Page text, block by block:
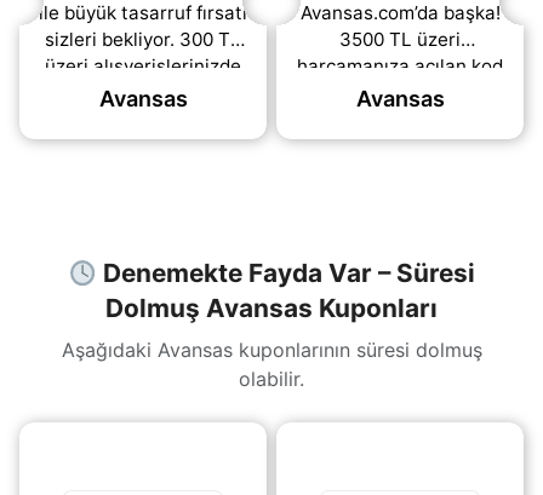
ile büyük tasarruf fırsatı
sizleri bekliyor. 300 TL
üzeri alışverişlerinizde
sepette 75 TL anında
Ofis ihtiyaçlarınızı
Avansas
Avansas.com’da başka!
3500 TL üzeri
harcamanıza açılan kod
ile 500 TL indirim fırsatı
Avansas
Denemekte Fayda Var – Süresi
Dolmuş Avansas Kuponları
Aşağıdaki Avansas kuponlarının süresi dolmuş
olabilir.